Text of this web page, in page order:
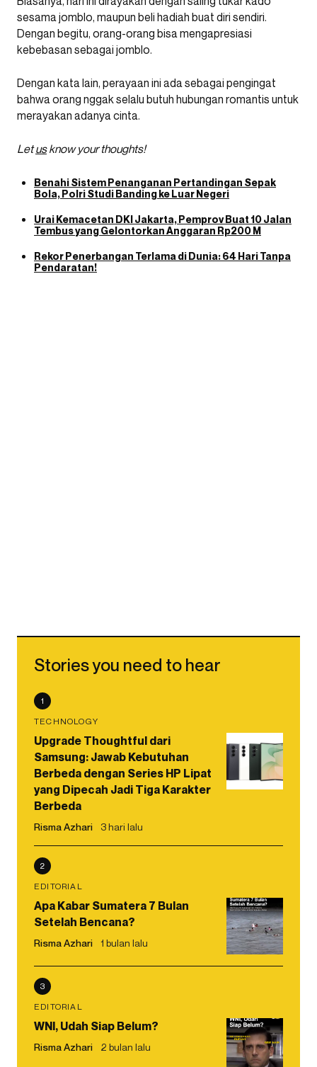
sesama jomblo, maupun beli hadiah buat diri sendiri.
Dengan begitu, orang-orang bisa mengapresiasi
kebebasan sebagai jomblo.
Dengan kata lain, perayaan ini ada sebagai pengingat
bahwa orang nggak selalu butuh hubungan romantis untuk
merayakan adanya cinta.
Letusknow your thoughts!
Benahi Sistem Penanganan Pertandingan Sepak
Bola, Polri Studi Banding ke Luar Negeri
Urai Kemacetan DKI Jakarta, Pemprov Buat 10 Jalan
Tembus yang Gelontorkan Anggaran Rp200 M
Rekor Penerbangan Terlama di Dunia: 64 Hari Tanpa
Pendaratan!
Stories you need to hear
1
TECHNOLOGY
Upgrade Thoughtful dari
Samsung: Jawab Kebutuhan
Berbeda dengan Series HP Lipat
yang Dipecah Jadi Tiga Karakter
Berbeda
Risma Azhari 3 hari lalu
2
EDITORIAL
Apa Kabar Sumatera 7 Bulan
Setelah Bencana?
Risma Azhari 1 bulan lalu
3
EDITORIAL
WNI, Udah Siap Belum?
Risma Azhari 2 bulan lalu